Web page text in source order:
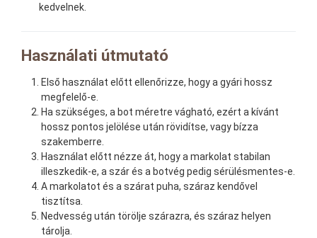
kedvelnek.
Használati útmutató
Első használat előtt ellenőrizze, hogy a gyári hossz
megfelelő-e.
Ha szükséges, a bot méretre vágható, ezért a kívánt
hossz pontos jelölése után rövidítse, vagy bízza
szakemberre.
Használat előtt nézze át, hogy a markolat stabilan
illeszkedik-e, a szár és a botvég pedig sérülésmentes-e.
A markolatot és a szárat puha, száraz kendővel
tisztítsa.
Nedvesség után törölje szárazra, és száraz helyen
tárolja.